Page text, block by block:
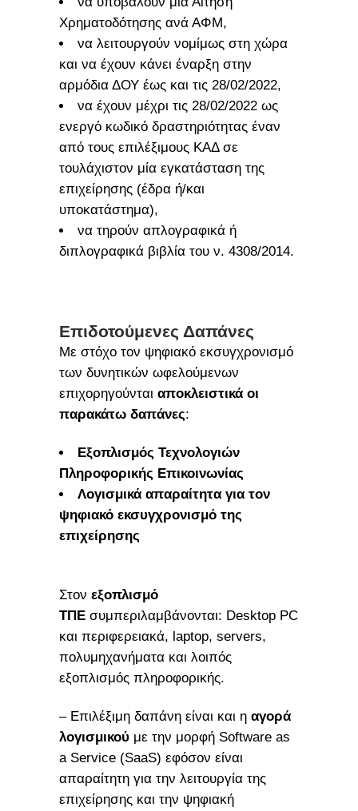
Χρηματοδότησης ανά ΑΦΜ,
να λειτουργούν νομίμως στη χώρα
και να έχουν κάνει έναρξη στην
αρμόδια ΔΟΥ έως και τις 28/02/2022,
να έχουν μέχρι τις 28/02/2022 ως
ενεργό κωδικό δραστηριότητας έναν
από τους επιλέξιμους ΚΑΔ σε
τουλάχιστον μία εγκατάσταση της
επιχείρησης (έδρα ή/και
υποκατάστημα),
να τηρούν απλογραφικά ή
διπλογραφικά βιβλία του ν. 4308/2014.
Επιδοτούμενες Δαπάνες
Με στόχο τον ψηφιακό εκσυγχρονισμό
των δυνητικών ωφελούμενων
επιχορηγούνται αποκλειστικά οι
παρακάτω δαπάνες:
Εξοπλισμός Τεχνολογιών
Πληροφορικής Επικοινωνίας
Λογισμικά απαραίτητα για τον
ψηφιακό εκσυγχρονισμό της
επιχείρησης
Στον εξοπλισμό
ΤΠΕ συμπεριλαμβάνονται: Desktop PC
και περιφερειακά, laptop, servers,
πολυμηχανήματα και λοιπός
εξοπλισμός πληροφορικής.
– Επιλέξιμη δαπάνη είναι και η αγορά
λογισμικού με την μορφή Software as
a Service (SaaS) εφόσον είναι
απαραίτητη για την λειτουργία της
επιχείρησης και την ψηφιακή